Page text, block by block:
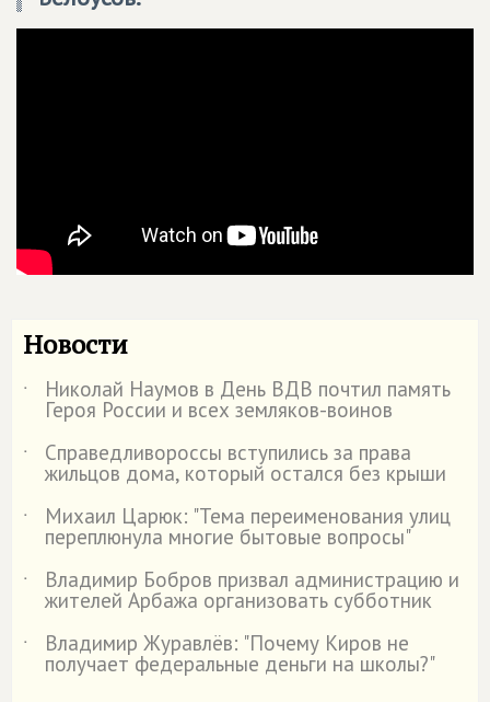
Новости
˙ Николай Наумов в День ВДВ почтил память
Героя России и всех земляков-воинов
˙
Справедливороссы вступились за права
жильцов дома, который остался без крыши
˙
Михаил Царюк: "Тема переименования улиц
переплюнула многие бытовые вопросы"
˙
Владимир Бобров призвал администрацию и
жителей Арбажа организовать субботник
˙
Владимир Журавлёв: "Почему Киров не
получает федеральные деньги на школы?"